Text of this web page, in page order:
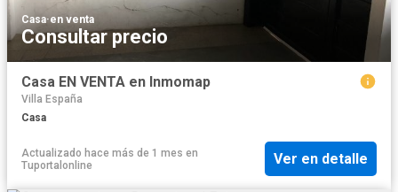
Casa·en venta
Consultar precio
Casa EN VENTA en Inmomap
Villa España
Casa
Actualizado hace más de 1 mes en
Tuportalonline
Ver en detalle